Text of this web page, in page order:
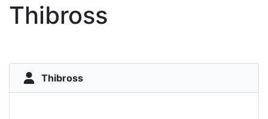
Thibross
Thibross